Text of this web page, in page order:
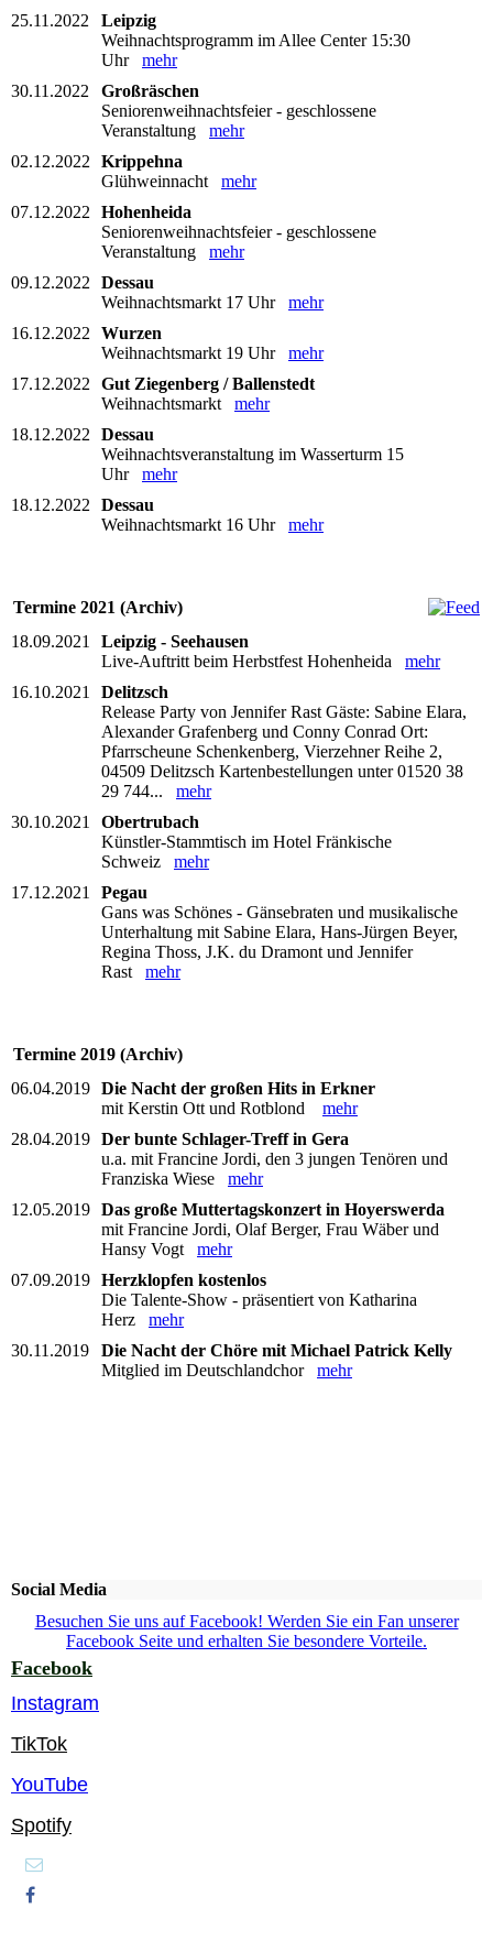
25.11.2022
Leipzig
Weihnachtsprogramm im Allee Center 15:30
Uhr mehr
30.11.2022
Großräschen
Seniorenweihnachtsfeier - geschlossene
Veranstaltung mehr
02.12.2022
Krippehna
Glühweinnacht mehr
07.12.2022
Hohenheida
Seniorenweihnachtsfeier - geschlossene
Veranstaltung mehr
09.12.2022
Dessau
Weihnachtsmarkt 17 Uhr mehr
16.12.2022
Wurzen
Weihnachtsmarkt 19 Uhr mehr
17.12.2022
Gut Ziegenberg / Ballenstedt
Weihnachtsmarkt mehr
18.12.2022
Dessau
Weihnachtsveranstaltung im Wasserturm 15
Uhr mehr
18.12.2022
Dessau
Weihnachtsmarkt 16 Uhr mehr
Termine 2021 (Archiv)
18.09.2021
Leipzig - Seehausen
Live-Auftritt beim Herbstfest Hohenheida mehr
16.10.2021
Delitzsch
Release Party von Jennifer Rast Gäste: Sabine Elara,
Alexander Grafenberg und Conny Conrad Ort:
Pfarrscheune Schenkenberg, Vierzehner Reihe 2,
04509 Delitzsch Kartenbestellungen unter 01520 38
29 744... mehr
30.10.2021
Obertrubach
Künstler-Stammtisch im Hotel Fränkische
Schweiz mehr
17.12.2021
Pegau
Gans was Schönes - Gänsebraten und musikalische
Unterhaltung mit Sabine Elara, Hans-Jürgen Beyer,
Regina Thoss, J.K. du Dramont und Jennifer
Rast mehr
Termine 2019 (Archiv)
06.04.2019 Die Nacht der großen Hits in Erkner
mit Kerstin Ott und Rotblond mehr
28.04.2019 Der bunte Schlager-Treff in Gera
u.a. mit Francine Jordi, den 3 jungen Tenören und
Franziska Wiese mehr
12.05.2019 Das große Muttertagskonzert in Hoyerswerda
mit Francine Jordi, Olaf Berger, Frau Wäber und
Hansy Vogt mehr
07.09.2019 Herzklopfen kostenlos
Die Talente-Show - präsentiert von Katharina
Herz mehr
30.11.2019
Die Nacht der Chöre mit Michael Patrick Kelly
Mitglied im Deutschlandchor mehr
Social Media
Besuchen Sie uns auf Facebook! Werden Sie ein Fan unserer
Facebook Seite und erhalten Sie besondere Vorteile.
Facebook
Instagram
TikTok
YouTube
Spotify